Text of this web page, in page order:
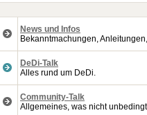
News und Infos
Bekanntmachungen,
DeDi-Talk
Alles rund um DeDi.
Community-Talk
Allgemeines, was nicht